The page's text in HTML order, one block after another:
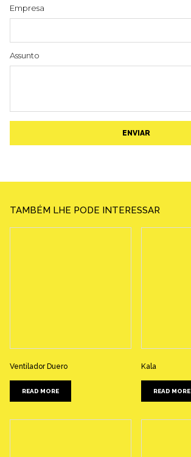
Empresa
Assunto
ENVIAR
TAMBÉM LHE PODE INTERESSAR
Ventilador Duero
READ MORE
Kala
READ MORE